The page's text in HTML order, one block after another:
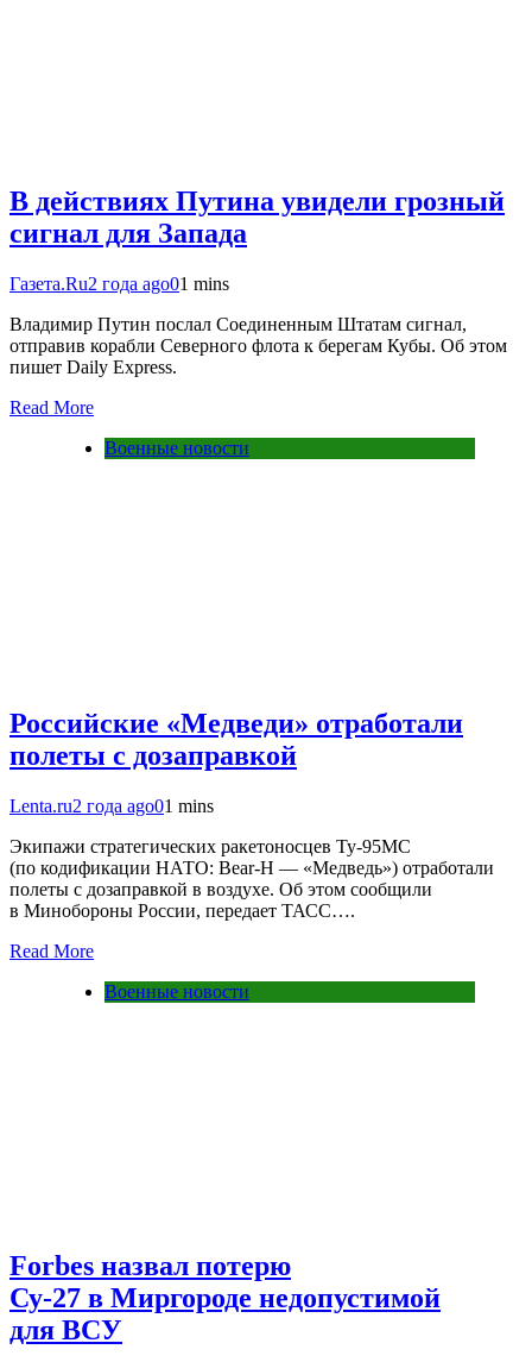
В действиях Путина увидели грозный
сигнал для Запада
Газета.Ru2 года ago01 mins
Владимир Путин послал Соединенным Штатам сигнал,
отправив корабли Северного флота к берегам Кубы. Об этом
пишет Daily Express.
Read More
Военные новости
Российские «Медведи» отработали
полеты с дозаправкой
Lenta.ru2 года ago01 mins
Экипажи стратегических ракетоносцев Ту-95МС
(по кодификации НАТО: Bear-H — «Медведь») отработали
полеты с дозаправкой в воздухе. Об этом сообщили
в Минобороны России, передает ТАСС….
Read More
Военные новости
Forbes назвал потерю
Су-27 в Миргороде недопустимой
для ВСУ